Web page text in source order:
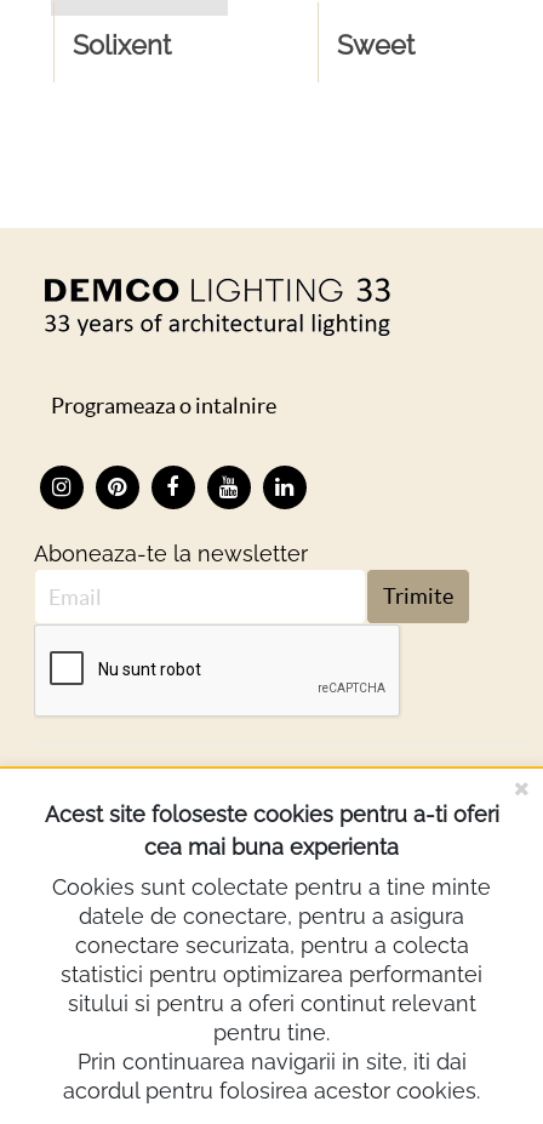
Solixent Sweet
Programeaza o intalnire
Aboneaza-te la newsletter
Trimite
DESPRE NOI
INFORMATII
Contact
0722.640.103
lighting@demco.ro
Showroom
Acest site foloseste cookies pentru a-ti oferi
cea mai buna experienta
Cookies sunt colectate pentru a tine minte
datele de conectare, pentru a asigura
conectare securizata, pentru a colecta
statistici pentru optimizarea performantei
sitului si pentru a oferi continut relevant
pentru tine.
Prin continuarea navigarii in site, iti dai
acordul pentru folosirea acestor cookies.